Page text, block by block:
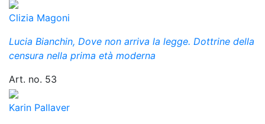
Clizia Magoni
Lucia Bianchin, Dove non arriva la legge. Dottrine della
censura nella prima età moderna
Art. no. 53
Karin Pallaver